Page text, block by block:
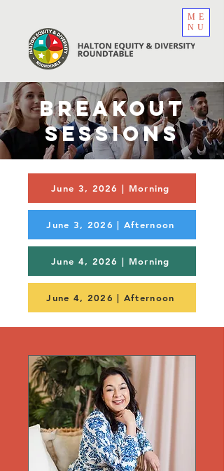
ME
NU
BREAKOUT
SESSIONS
June 3, 2026 | Morning
June 3, 2026 | Afternoon
June 4, 2026 | Morning
June 4, 2026 | Afternoon